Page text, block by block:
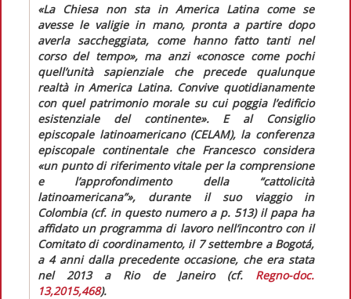
«La Chiesa non sta in America Latina come se
avesse le valigie in mano, pronta a partire dopo
averla saccheggiata, come hanno fatto tanti nel
corso del tempo»,ma anzi «conosce come pochi
quell’unità sapienziale che precede qualunque
realtà in America Latina. Convive quotidianamente
con quel patrimonio morale su cui poggia l’edificio
esistenziale del continente». E al Consiglio
episcopale latinoamericano (CELAM), la conferenza
episcopale continentale che Francesco considera
«un punto di riferimento vitale per la comprensione
e l’approfondimento della “cattolicità
latinoamericana”», durante il suo viaggio in
Colombia (cf. in questo numero a p. 513) il papa ha
affidato un programma di lavoro nell’incontro con il
Comitato di coordinamento, il 7 settembre a Bogotá,
a 4 anni dalla precedente occasione, che era stata
nel 2013 a Rio de Janeiro (cf. Regno-doc.
13,2015,468).